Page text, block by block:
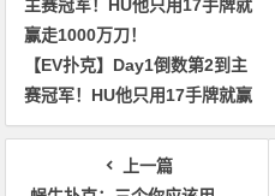
【EV扑克】Day1倒数第2到主
赛冠军！HU他只用17手牌就赢
走1000万刀！
上一篇